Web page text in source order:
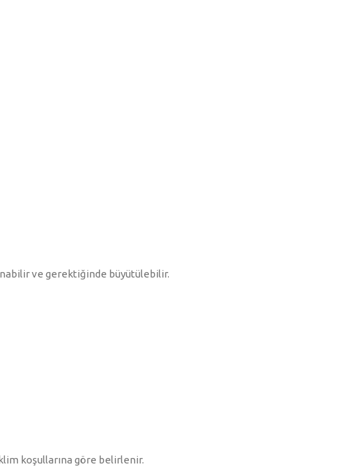
ve gerektiğinde büyütülebilir.
koşullarına göre belirlenir.